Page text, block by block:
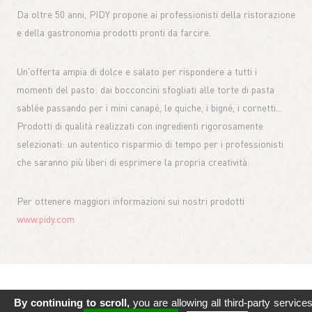
Da oltre 50 anni, PIDY propone ai professionisti della ristorazione
e della gastronomia prodotti pronti da farcire.
Un'offerta ampia di dolce e salato per rispondere a tutti i
momenti del pasto: dai bocconcini sfogliati alle torte di pasta
sablée passando per i mini canapé, le quiche, i bigné, i cornetti...
Prodotti di qualità realizzati con ingredienti rigorosamente
selezionati: un autentico risparmio di tempo per i professionisti
che saranno più liberi di esprimere la propria creatività.
Per ottenere maggiori informazioni sui nostri prodotti
www.pidy.com
By continuing to scroll,you are allowing all third-party services